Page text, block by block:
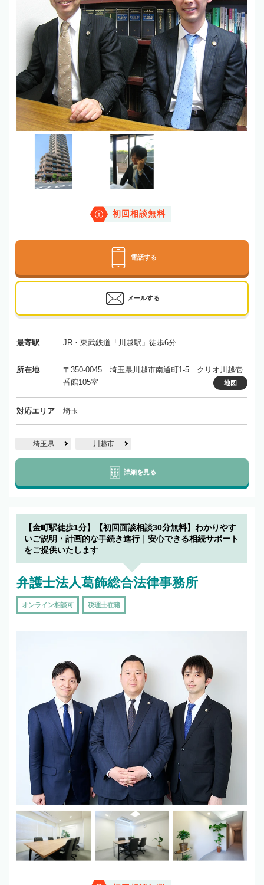
初回相談無料
電話する
メールする
最寄駅 JR・東武鉄道「川越駅」徒歩6分
所在地
〒350-0045 埼玉県川越市南通町1-5 クリオ川越壱
番館105室
地図
対応エリア 埼玉
埼玉県 川越市
詳細を見る
【金町駅徒歩1分】【初回面談相談30分無料】わかりやす
いご説明・計画的な手続き進行｜安心できる相続サポート
をご提供いたします
弁護士法人葛飾総合法律事務所
オンライン相談可 税理士在籍